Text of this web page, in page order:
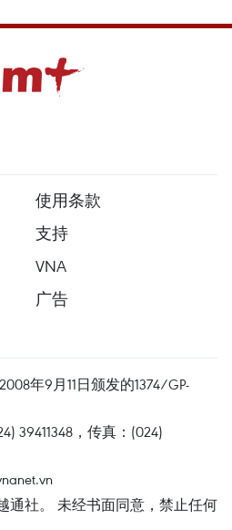
使用条款
支持
VNA
广告
年9月11日颁发的1374/GP-
39411348，传真：(024)
通社。 未经书面同意，禁止任何